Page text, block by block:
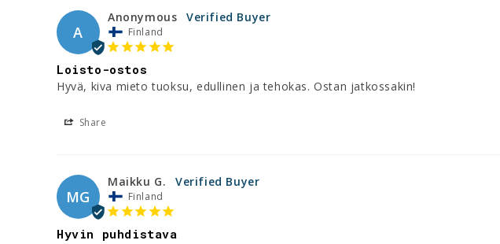
A
Anonymous
Finland
Loisto-ostos
Hyvä, kiva mieto tuoksu, edullinen ja tehokas. Ostan jatkossakin!
Share
MG
Maikku G.
Finland
Hyvin puhdistava